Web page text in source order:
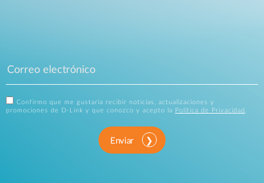
Confirmo que me gustaría recibir noticias, actualizaciones y
promociones de D-Link y que conozco y acepto la
Política de Privacidad .
Enviar